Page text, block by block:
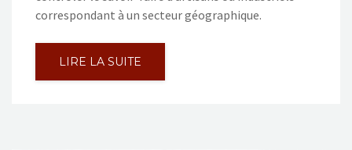
correspondant à un secteur géographique.
LIRE LA SUITE